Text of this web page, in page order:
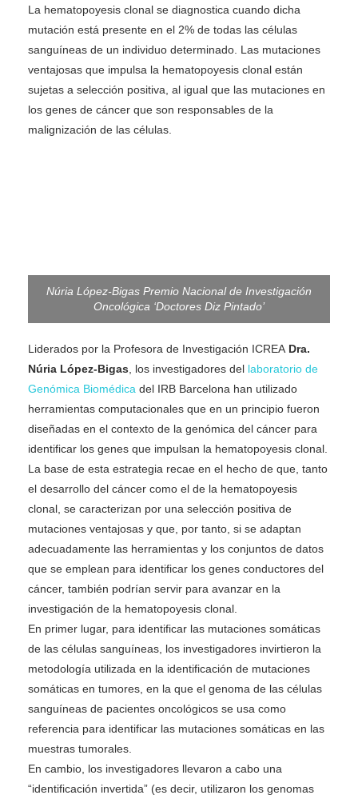
La hematopoyesis clonal se diagnostica cuando dicha
mutación está presente en el 2% de todas las células
sanguíneas de un individuo determinado. Las mutaciones
ventajosas que impulsa la hematopoyesis clonal están
sujetas a selección positiva, al igual que las mutaciones en
los genes de cáncer que son responsables de la
malignización de las células.
Núria López-Bigas Premio Nacional de Investigación
Oncológica ‘Doctores Diz Pintado’
Liderados por la Profesora de Investigación ICREA Dra.
Núria López-Bigas, los investigadores del laboratorio de
Genómica Biomédica del IRB Barcelona han utilizado
herramientas computacionales que en un principio fueron
diseñadas en el contexto de la genómica del cáncer para
identificar los genes que impulsan la hematopoyesis clonal.
La base de esta estrategia recae en el hecho de que, tanto
el desarrollo del cáncer como el de la hematopoyesis
clonal, se caracterizan por una selección positiva de
mutaciones ventajosas y que, por tanto, si se adaptan
adecuadamente las herramientas y los conjuntos de datos
que se emplean para identificar los genes conductores del
cáncer, también podrían servir para avanzar en la
investigación de la hematopoyesis clonal.
En primer lugar, para identificar las mutaciones somáticas
de las células sanguíneas, los investigadores invirtieron la
metodología utilizada en la identificación de mutaciones
somáticas en tumores, en la que el genoma de las células
sanguíneas de pacientes oncológicos se usa como
referencia para identificar las mutaciones somáticas en las
muestras tumorales.
En cambio, los investigadores llevaron a cabo una
“identificación invertida” (es decir, utilizaron los genomas